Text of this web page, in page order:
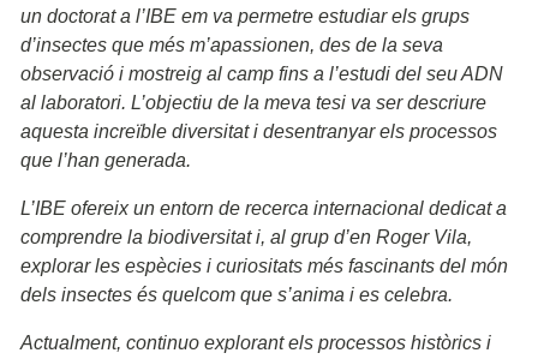
un doctorat a l’IBE em va permetre estudiar els grups
d’insectes que més m’apassionen, des de la seva
observació i mostreig al camp fins a l’estudi del seu ADN
al laboratori. L’objectiu de la meva tesi va ser descriure
aquesta increïble diversitat i desentranyar els processos
que l’han generada.
L’IBE ofereix un entorn de recerca internacional dedicat a
comprendre la biodiversitat i, al grup d’en Roger Vila,
explorar les espècies i curiositats més fascinants del món
dels insectes és quelcom que s’anima i es celebra.
Actualment, continuo explorant els processos històrics i